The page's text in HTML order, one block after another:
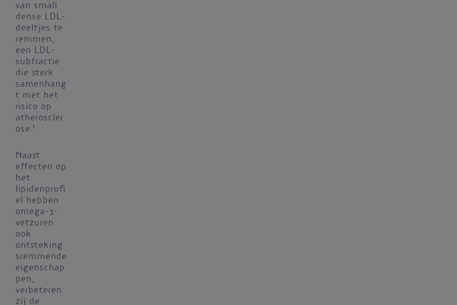
van small
dense LDL-
deeltjes te
remmen,
een LDL-
subfractie
die sterk
samenhang
t met het
risico op
atheroscler
ose.¹
Naast
effecten op
het
lipidenprofi
el hebben
omega-3-
vetzuren
ook
ontsteking
sremmende
eigenschap
pen,
verbeteren
zij de